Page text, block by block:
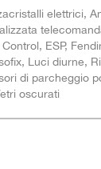
elettrici,
ESP,
Luci diurne,
di parcheggio
oscurati